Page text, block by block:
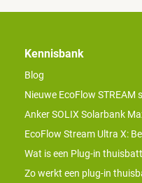
Kennisbank
Blog
Nieuwe EcoFlow STREAM
Anker SOLIX Solarbank
EcoFlow Stream Ultra X:
Wat is een Plug-in
Zo werkt een plug-in